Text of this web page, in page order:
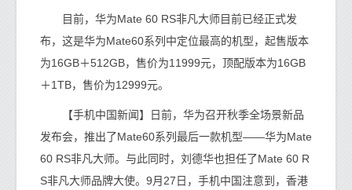
目前，华为Mate 60 RS非凡大师目前已经正式发
布，这是华为Mate60系列中定位最高的机型，起售版本
为16GB＋512GB，售价为11999元，顶配版本为16GB
＋1TB，售价为12999元。
【手机中国新闻】日前，华为召开秋季全场景新品
发布会，推出了Mate60系列最后一款机型——华为Mate
60 RS非凡大师。与此同时，刘德华也担任了Mate 60 R
S非凡大师品牌大使。9月27日，手机中国注意到，香港